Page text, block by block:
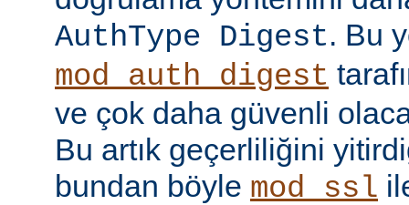
AuthType Digest. Bu
mod_auth_digest
ve çok daha güvenli
Bu artık geçerliliğini
bundan böyle mod_ssl